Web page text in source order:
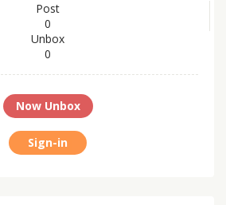
Post
0
Unbox
0
Now Unbox
Sign-in